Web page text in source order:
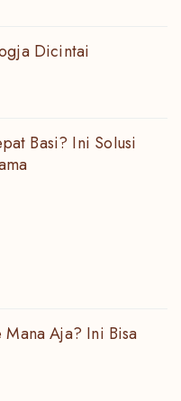
Dicintai
Basi? Ini Solusi
Mana Aja? Ini Bisa